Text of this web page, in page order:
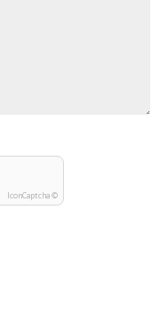
IconCaptcha ©